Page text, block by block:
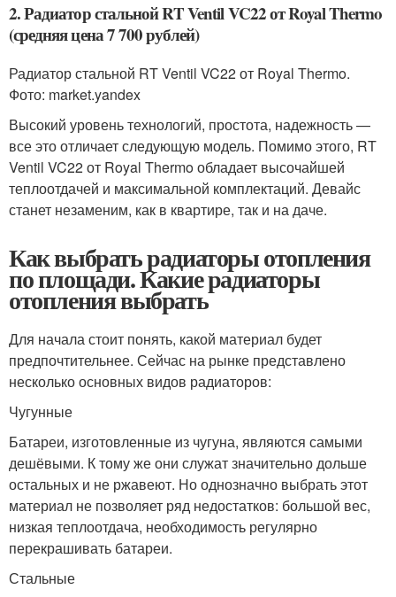
2. Радиатор стальной RT Ventil VC22 от Royal Thermo
(средняя цена 7 700 рублей)
Радиатор стальной RT Ventil VC22 от Royal Thermo.
Фото: market.yandex
Высокий уровень технологий, простота, надежность —
все это отличает следующую модель. Помимо этого, RT
Ventil VC22 от Royal Thermo обладает высочайшей
теплоотдачей и максимальной комплектаций. Девайс
станет незаменим, как в квартире, так и на даче.
Как выбрать радиаторы отопления
по площади. Какие радиаторы
отопления выбрать
Для начала стоит понять, какой материал будет
предпочтительнее. Сейчас на рынке представлено
несколько основных видов радиаторов:
Чугунные
Батареи, изготовленные из чугуна, являются самыми
дешёвыми. К тому же они служат значительно дольше
остальных и не ржавеют. Но однозначно выбрать этот
материал не позволяет ряд недостатков: большой вес,
низкая теплоотдача, необходимость регулярно
перекрашивать батареи.
Стальные